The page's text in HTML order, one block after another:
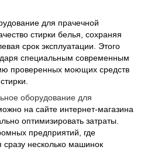
для прачечной
стирки белья, сохраняя
срок эксплуатации. Этого
специальным современным
проверенных моющих средств
оборудование для
на сайте интернет-магазина
оптимизировать затраты.
предприятий, где
сразу несколько машинок